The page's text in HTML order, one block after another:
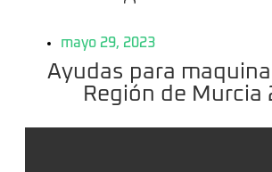
mayo 29, 2023
Ayudas para
Región de Murcia